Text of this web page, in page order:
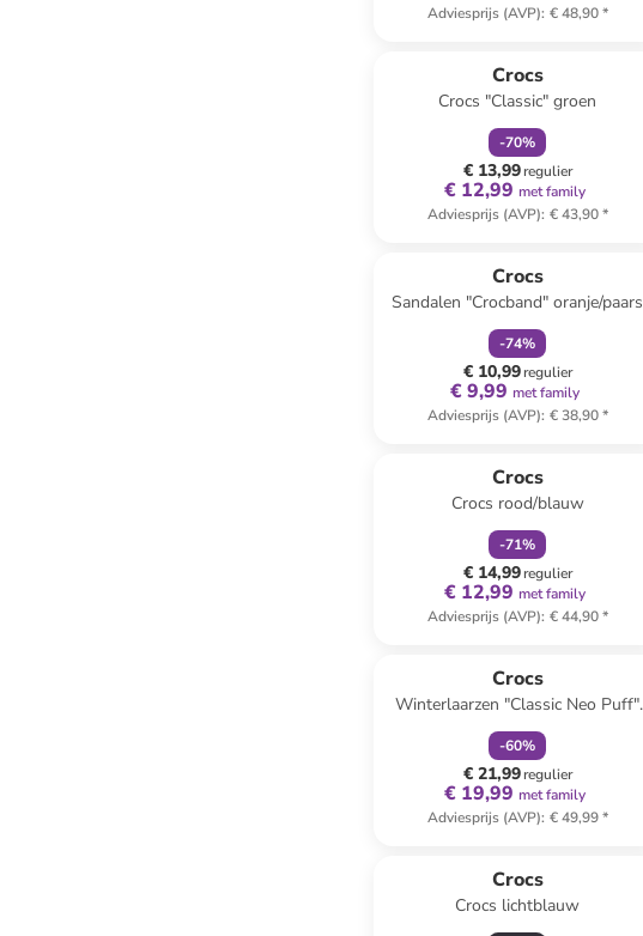
Adviesprijs (AVP): € 48,90*
Crocs
Crocs "Classic" groen
-70%
€ 13,99regulier
€ 12,99 met family
Adviesprijs (AVP): € 43,90*
Crocs
Sandalen "Crocband" oranje/paars
-74%
€ 10,99regulier
€ 9,99 met family
Adviesprijs (AVP): € 38,90*
Crocs
Crocs rood/blauw
-71%
€ 14,99regulier
€ 12,99 met family
Adviesprijs (AVP): € 44,90*
Crocs
Winterlaarzen "Classic Neo Puff"
roze
-60%
€ 21,99regulier
€ 19,99 met family
Adviesprijs (AVP): € 49,99*
Crocs
Crocs lichtblauw